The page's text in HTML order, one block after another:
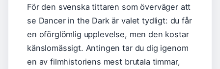
För den svenska tittaren som överväger att
se Dancer in the Dark är valet tydligt: du får
en oförglömlig upplevelse, men den kostar
känslomässigt. Antingen tar du dig igenom
en av filmhistoriens mest brutala timmar,